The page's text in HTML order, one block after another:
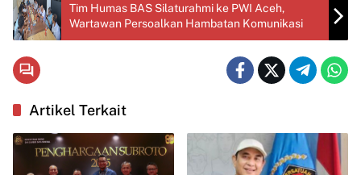
Tim Humas BAS Silaturahmi ke PWI Aceh,
Wartawan Persoalkan Hambatan Komunikasi
Artikel Terkait